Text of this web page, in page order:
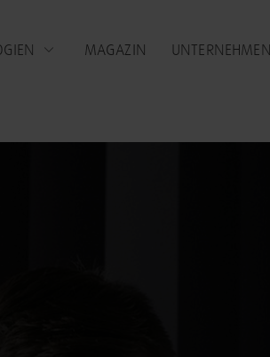
MAGAZIN UNTERNEHMEN